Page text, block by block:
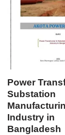
Power
Substation
Industry in
Bangladesh